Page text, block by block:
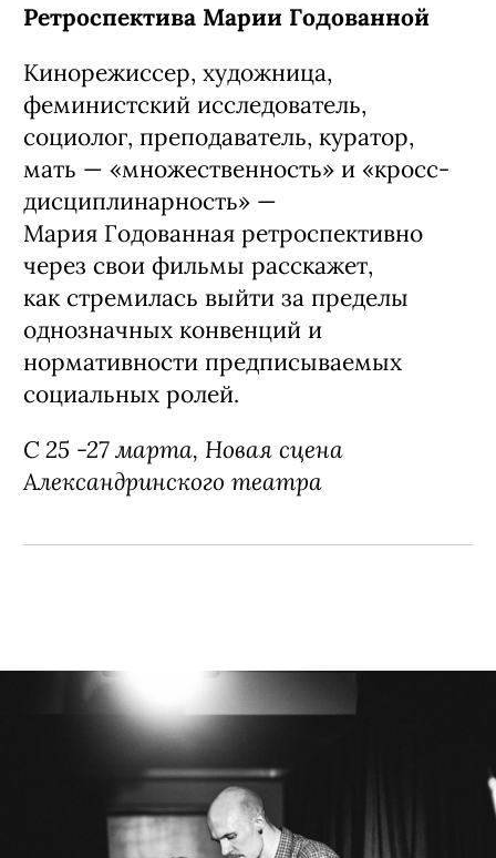
Ретроспектива Марии Годованной
Кинорежиссер, художница,
феминистский исследователь,
социолог, преподаватель, куратор,
мать — «множественность» и «кросс-
дисциплинарность» —
Мария Годованная ретроспективно
через свои фильмы расскажет,
как стремилась выйти за пределы
однозначных конвенций и
нормативности предписываемых
социальных ролей.
С 25 -27 марта, Новая сцена
Александринского театра